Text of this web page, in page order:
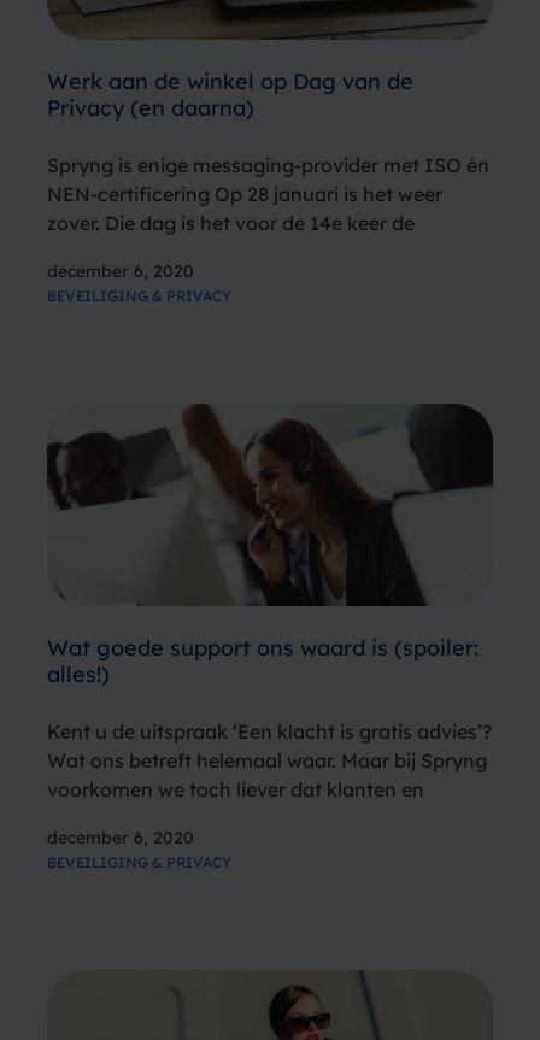
Werk aan de winkel op Dag van de
Privacy (en daarna)
Spryng is enige messaging-provider met ISO én
NEN-certificering Op 28 januari is het weer
zover. Die dag is het voor de 14e keer de
2007 door de Raad van Europa in het leven
december 6, 2020
BEVEILIGING & PRIVACY
Wat goede support ons waard is (spoiler:
alles!)
Kent u de uitspraak ‘Een klacht is gratis advies’?
Wat ons betreft helemaal waar. Maar bij Spryng
voorkomen we toch liever dat klanten en
Of over andere messaging zaken die wij als SMS
december 6, 2020
BEVEILIGING & PRIVACY